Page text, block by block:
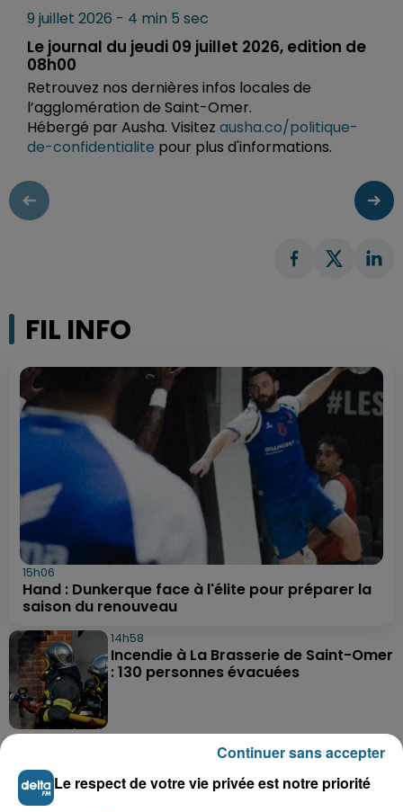
9 juillet 2026 - 4 min 5 sec
Le journal du jeudi 09 juillet 2026, edition de
08h00
Retrouvez nos dernières infos locales de
l’agglomération de Saint-Omer.
Hébergé par Ausha. Visitez ausha.co/politique-
de-confidentialite pour plus d'informations.
FIL INFO
15h06
Hand : Dunkerque face à l'élite pour préparer la
saison du renouveau
14h58
Incendie à La Brasserie de Saint-Omer
: 130 personnes évacuées
Mont Noir dans les Flandres : un lieu
d’accueil reprend vie pour...
Le respect de votre vie privée est notre priorité
Continuer sans accepter